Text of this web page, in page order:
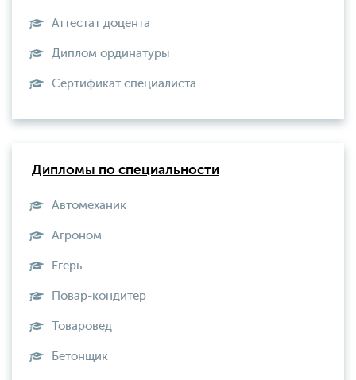
Аттестат доцента
Диплом ординатуры
Сертификат специалиста
Дипломы по специальности
Автомеханик
Агроном
Егерь
Повар-кондитер
Товаровед
Бетонщик